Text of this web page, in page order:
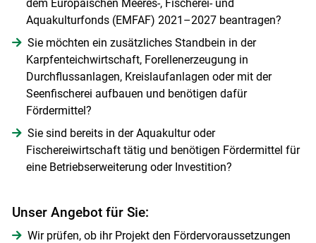
dem Europäischen Meeres-, Fischerei- und
Aquakulturfonds (EMFAF) 2021–2027 beantragen?
Sie möchten ein zusätzliches Standbein in der
Karpfenteichwirtschaft, Forellenerzeugung in
Durchflussanlagen, Kreislaufanlagen oder mit der
Seenfischerei aufbauen und benötigen dafür
Fördermittel?
Sie sind bereits in der Aquakultur oder
Fischereiwirtschaft tätig und benötigen Fördermittel für
eine Betriebserweiterung oder Investition?
Unser Angebot für Sie:
Wir prüfen, ob ihr Projekt den Fördervoraussetzungen